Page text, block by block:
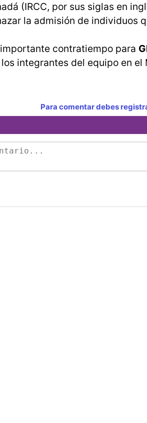
(IRCC, por sus siglas en
la admisión de individuos
contratiempo para
integrantes del equipo en
Para comentar debes